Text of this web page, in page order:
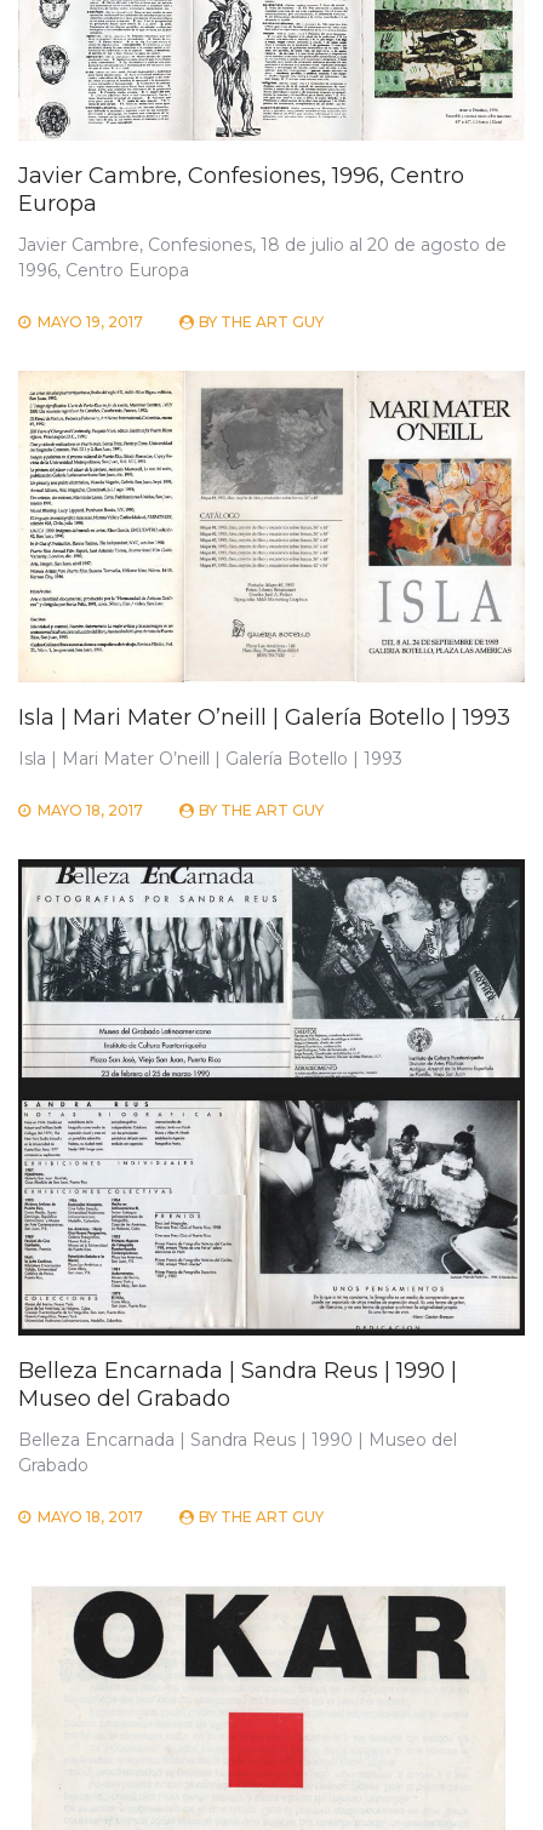
Javier Cambre, Confesiones, 1996, Centro
Europa
Javier Cambre, Confesiones, 18 de julio al 20 de agosto de
1996, Centro Europa
MAYO 19, 2017 BY THE ART GUY
Isla | Mari Mater O’neill | Galería Botello | 1993
Isla | Mari Mater O’neill | Galería Botello | 1993
MAYO 18, 2017 BY THE ART GUY
Belleza Encarnada | Sandra Reus | 1990 |
Museo del Grabado
Belleza Encarnada | Sandra Reus | 1990 | Museo del
Grabado
MAYO 18, 2017 BY THE ART GUY